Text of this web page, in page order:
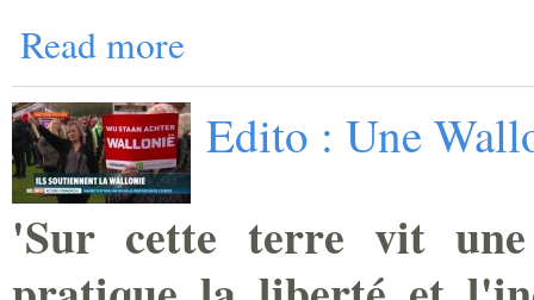
Read more
Edito : Une
'Sur cette terre vit une